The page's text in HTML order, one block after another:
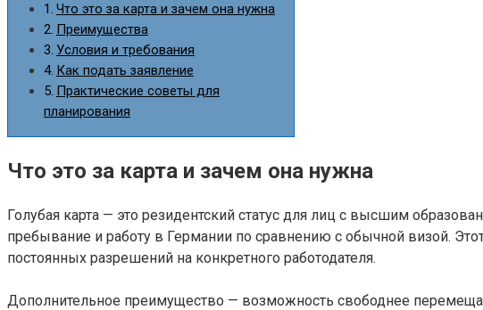
Что это за карта и зачем она нужна
Преимущества
Условия и требования
Как подать заявление
Практические советы для
планирования
Что это за карта и зачем она нужна
Голубая карта — это резидентский статус для лиц с высшим
пребывание и работу в Германии по сравнению с обычной визой.
постоянных разрешений на конкретного работодателя.
Дополнительное преимущество — возможность свободнее